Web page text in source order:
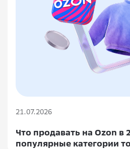
21.07.2026
Что продавать на Ozon в
популярные категории